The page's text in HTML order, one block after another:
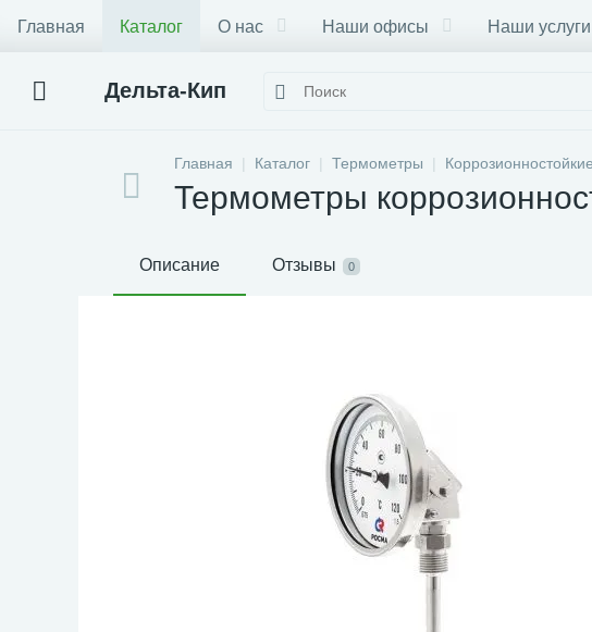
Главная Каталог О нас Наши офисы Наши услуги
Дельта-Кип
Главная Каталог Термометры Коррозионностойкие
Термометры
Описание Отзывы 0